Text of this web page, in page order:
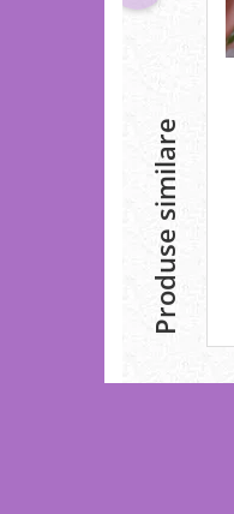
Produse similare